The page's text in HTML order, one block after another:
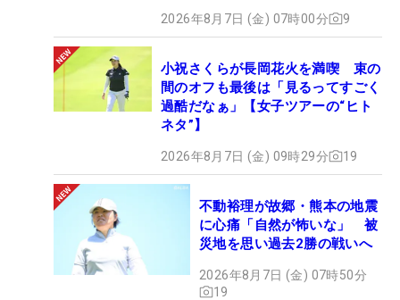
2026年8月7日 (金) 07時00分 9
小祝さくらが長岡花火を満喫 束の
間のオフも最後は「見るってすごく
過酷だなぁ」【女子ツアーの“ヒト
ネタ”】
2026年8月7日 (金) 09時29分 19
不動裕理が故郷・熊本の地震
に心痛「自然が怖いな」 被
災地を思い過去2勝の戦いへ
2026年8月7日 (金) 07時50分
19